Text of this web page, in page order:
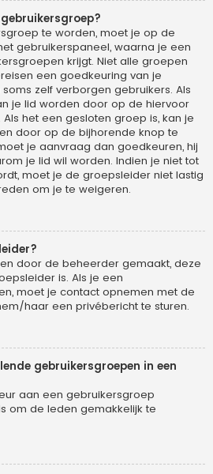
te worden, moet je op de
gebruikerspaneel, waarna je een
krijgt. Niet alle groepen
een goedkeuring van je
zelf verborgen gebruikers. Als
je lid worden door op de hiervoor
het een gesloten groep is, kan je
door op de bijhorende knop te
je aanvraag dan goedkeuren, hij
je lid wil worden. Indien je niet tot
moet je de groepsleider niet lastig
om je te weigeren.
door de beheerder gemaakt, deze
is. Als je een
moet je contact opnemen met de
haar een privébericht te sturen.
gebruikersgroepen in een
aan een gebruikersgroep
om de leden gemakkelijk te